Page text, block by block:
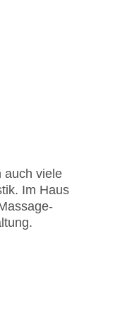
auch viele
Im Haus